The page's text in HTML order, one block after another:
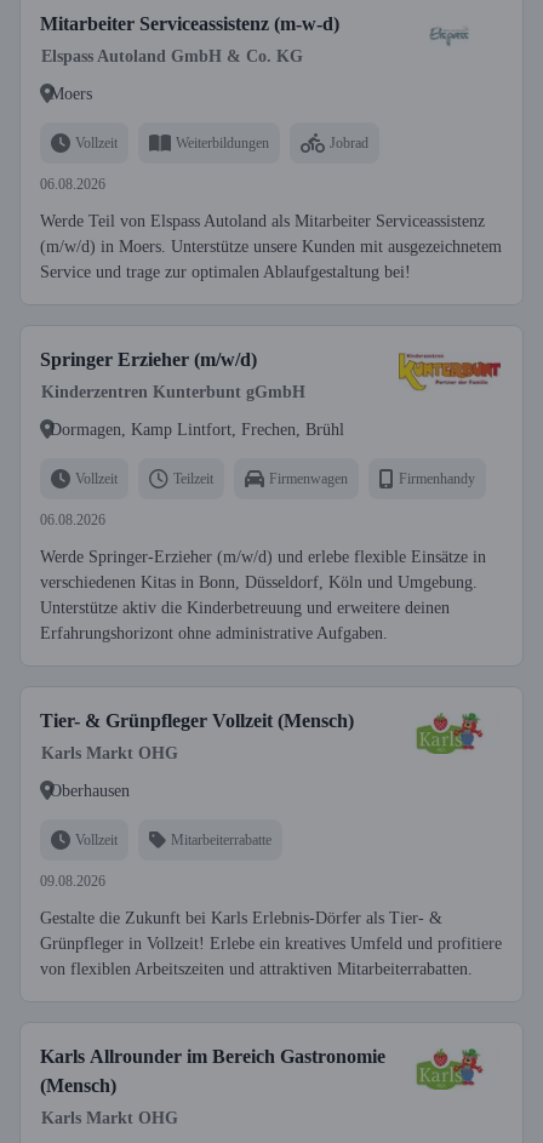
Mitarbeiter Serviceassistenz (m-w-d)
Elspass Autoland GmbH & Co. KG
Moers
Vollzeit Weiterbildungen Jobrad
06.08.2026
Werde Teil von Elspass Autoland als Mitarbeiter Serviceassistenz
(m/w/d) in Moers. Unterstütze unsere Kunden mit ausgezeichnetem
Service und trage zur optimalen Ablaufgestaltung bei!
Springer Erzieher (m/w/d)
Kinderzentren Kunterbunt gGmbH
Dormagen, Kamp Lintfort, Frechen, Brühl
Vollzeit Teilzeit Firmenwagen Firmenhandy
06.08.2026
Werde Springer-Erzieher (m/w/d) und erlebe flexible Einsätze in
verschiedenen Kitas in Bonn, Düsseldorf, Köln und Umgebung.
Unterstütze aktiv die Kinderbetreuung und erweitere deinen
Erfahrungshorizont ohne administrative Aufgaben.
Tier- & Grünpfleger Vollzeit (Mensch)
Karls Markt OHG
Oberhausen
Vollzeit Mitarbeiterrabatte
09.08.2026
Gestalte die Zukunft bei Karls Erlebnis-Dörfer als Tier- &
Grünpfleger in Vollzeit! Erlebe ein kreatives Umfeld und profitiere
von flexiblen Arbeitszeiten und attraktiven Mitarbeiterrabatten.
Karls Allrounder im Bereich Gastronomie
(Mensch)
Karls Markt OHG